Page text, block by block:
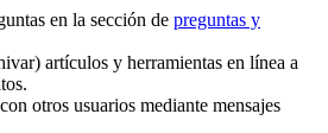
en la sección de preguntas y
artículos y herramientas en línea a
otros usuarios mediante mensajes